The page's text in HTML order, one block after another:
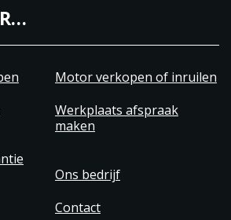
Motor verkopen of inruilen
Werkplaats afspraak
maken
Ons bedrijf
Contact